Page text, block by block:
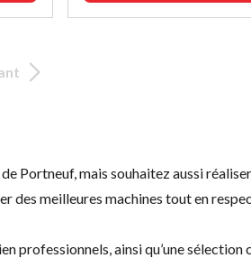
Portneuf, mais souhaitez aussi
des meilleures machines tout en
professionnels, ainsi qu’une sélection